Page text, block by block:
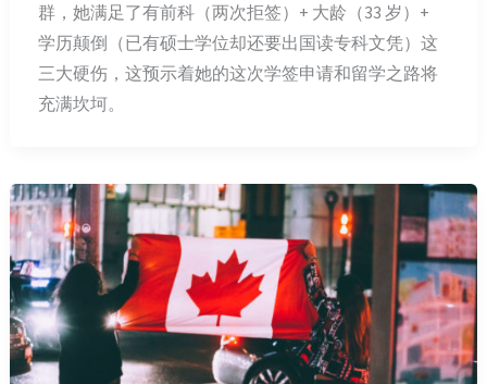
群，她满足了有前科（两次拒签）+ 大龄（33 岁）+
学历颠倒（已有硕士学位却还要出国读专科文凭）这
三大硬伤，这预示着她的这次学签申请和留学之路将
充满坎坷。